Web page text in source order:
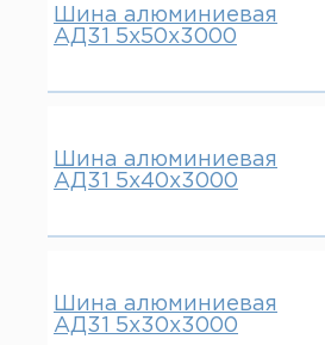
Шина алюминиевая
АД31 5х50х3000
Шина алюминиевая
АД31 5х40х3000
Шина алюминиевая
АД31 5х30х3000